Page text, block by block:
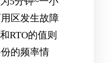
区发生故障
RTO的值则
的频率情